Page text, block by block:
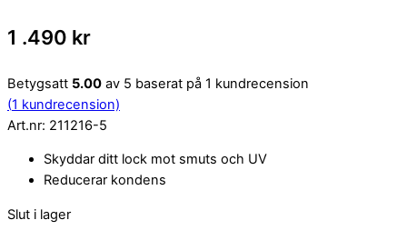
1 .490 kr
Betygsatt 5.00 av 5 baserat på 1 kundrecension
(1 kundrecension)
Art.nr: 211216-5
Skyddar ditt lock mot smuts och UV
Reducerar kondens
Slut i lager